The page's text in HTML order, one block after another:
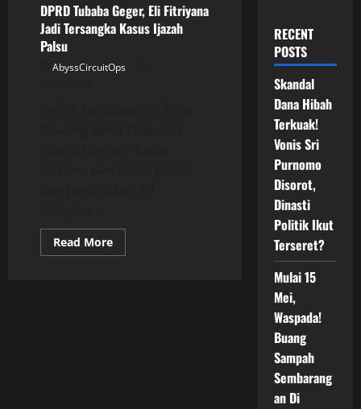
DPRD Tubaba Geger, Eli Fitriyana
Jadi Tersangka Kasus Ijazah
Palsu
AbyssCircuitOps
Read MoreRead
more
RECENT
POSTS
Skandal
Dana Hibah
Terkuak!
Vonis Sri
Purnomo
Disorot,
Dinasti
Politik Ikut
Terseret?
Mulai 15
Mei,
Waspada!
Buang
Sampah
Sembarang
an Di